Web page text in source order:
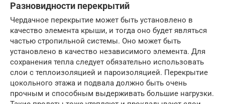
Разновидности перекрытий
Чердачное перекрытие может быть установлено в
качество элемента крыши, и тогда оно будет являться
частью стропильной системы. Оно может быть
установлено в качество независимого элемента. Для
сохранения тепла следует обязательно использовать
слои с теплоизоляцией и пароизоляцией. Перекрытие
цокольного этажа и подвала должно быть очень
прочным и способным выдерживать большие нагрузки.